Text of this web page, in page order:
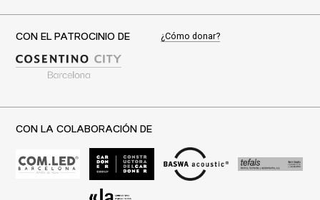
CON EL PATROCINIO DE ¿Cómo donar?
CON LA COLABORACIÓN DE